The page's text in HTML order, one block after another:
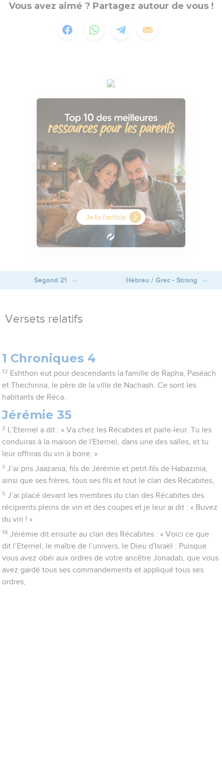
Vous avez aimé ? Partagez autour de vous !
Segond 21 Hébreu / Grec - Strong
Versets relatifs
1 Chroniques 4
12 Eshthon eut pour descendants la famille de Rapha, Paséach
et Thechinna, le père de la ville de Nachash. Ce sont les
habitants de Réca.
Jérémie 35
2
L’Eternel a dit : « Va chez les Récabites et parle-leur. Tu les
conduiras à la maison de l'Eternel, dans une des salles, et tu
leur offriras du vin à boire. »
3 J’ai pris Jaazania, fils de Jérémie et petit-fils de Habazinia,
ainsi que ses frères, tous ses fils et tout le clan des Récabites,
5 J’ai placé devant les membres du clan des Récabites des
récipients pleins de vin et des coupes et je leur ai dit : « Buvez
du vin ! »
18 Jérémie dit ensuite au clan des Récabites : « Voici ce que
dit l’Eternel, le maître de l’univers, le Dieu d'Israël : Puisque
vous avez obéi aux ordres de votre ancêtre Jonadab, que vous
avez gardé tous ses commandements et appliqué tous ses
ordres,